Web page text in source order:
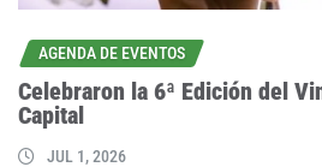
AGENDA DE EVENTOS
Celebraron la 6ª Edición del
Capital
JUL 1, 2026